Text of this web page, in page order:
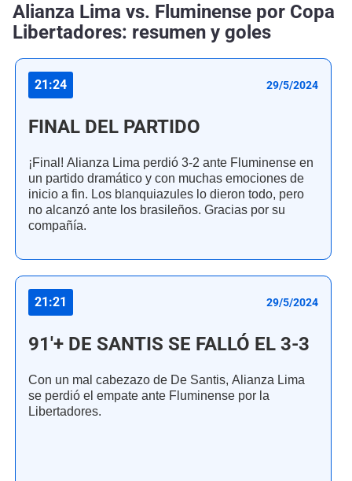
Alianza Lima vs. Fluminense por Copa
Libertadores: resumen y goles
21:24 29/5/2024
FINAL DEL PARTIDO
¡Final! Alianza Lima perdió 3-2 ante Fluminense en
un partido dramático y con muchas emociones de
inicio a fin. Los blanquiazules lo dieron todo, pero
no alcanzó ante los brasileños. Gracias por su
compañía.
21:21 29/5/2024
91'+ DE SANTIS SE FALLÓ EL 3-3
Con un mal cabezazo de De Santis, Alianza Lima
se perdió el empate ante Fluminense por la
Libertadores.